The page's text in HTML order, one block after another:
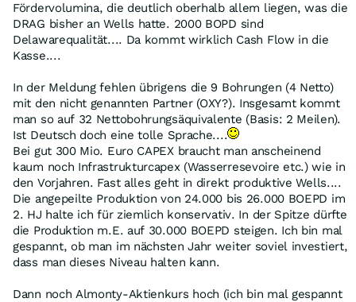
Fördervolumina, die deutlich oberhalb allem liegen, was die
DRAG bisher an Wells hatte. 2000 BOPD sind
Delawarequalität.... Da kommt wirklich Cash Flow in die
Kasse....
In der Meldung fehlen übrigens die 9 Bohrungen (4 Netto)
mit den nicht genannten Partner (OXY?). Insgesamt kommt
man so auf 32 Nettobohrungsäquivalente (Basis: 2 Meilen).
Ist Deutsch doch eine tolle Sprache....
Bei gut 300 Mio. Euro CAPEX braucht man anscheinend
kaum noch Infrastrukturcapex (Wasserresevoire etc.) wie in
den Vorjahren. Fast alles geht in direkt produktive Wells....
Die angepeilte Produktion von 24.000 bis 26.000 BOEPD im
2. HJ halte ich für ziemlich konservativ. In der Spitze dürfte
die Produktion m.E. auf 30.000 BOEPD steigen. Ich bin mal
gespannt, ob man im nächsten Jahr weiter soviel investiert,
dass man dieses Niveau halten kann.
Dann noch Almonty-Aktienkurs hoch (ich bin mal gespannt